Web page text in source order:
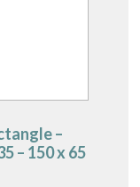
–
– 150 x 65